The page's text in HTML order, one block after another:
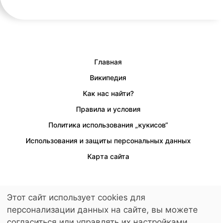
Главная
Википедия
Как нас найти?
Правила и условия
Политика использования „кукисов“
Использования и защиты персональных данных
Карта сайта
Предусмотрен доступ для людей с ограниченными возможностями.
© 2026 LuckyKids. All Rights Reserved.
Этот сайт использует cookies для
персонализации данных на сайте, вы можете